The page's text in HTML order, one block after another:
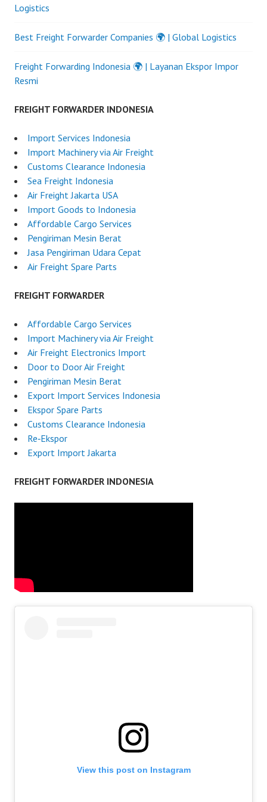
Logistics
Best Freight Forwarder Companies 🌍 | Global Logistics
Freight Forwarding Indonesia 🌍 | Layanan Ekspor Impor
Resmi
FREIGHT FORWARDER INDONESIA
Import Services Indonesia
Import Machinery via Air Freight
Customs Clearance Indonesia
Sea Freight Indonesia
Air Freight Jakarta USA
Import Goods to Indonesia
Affordable Cargo Services
Pengiriman Mesin Berat
Jasa Pengiriman Udara Cepat
Air Freight Spare Parts
FREIGHT FORWARDER
Affordable Cargo Services
Import Machinery via Air Freight
Air Freight Electronics Import
Door to Door Air Freight
Pengiriman Mesin Berat
Export Import Services Indonesia
Ekspor Spare Parts
Customs Clearance Indonesia
Re‑Ekspor
Export Import Jakarta
FREIGHT FORWARDER INDONESIA
View this post on Instagram